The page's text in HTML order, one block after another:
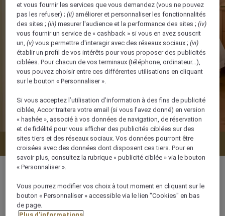
Vérifier la disponibilité
66 m²
et vous fournir les services que vous demandez (vous ne pouvez
pas les refuser) ;(ii) améliorer et personnaliser les fonctionnalités
des sites ;(iii) mesurer l'audience et la performance des sites ;(iv)
vous fournir un service de « cashback » si vous en avez souscrit
un,(v) vous permettre d'interagir avec des réseaux sociaux ;(vi)
établir un profil de vos intérêts pour vous proposer des publicités
ciblées. Pour chacun de vos terminaux (téléphone, ordinateur…),
vous pouvez choisir entre ces différentes utilisations en cliquant
sur le bouton « Personnaliser ».
Si vous acceptez l’utilisation d’information à des fins de publicité
ciblée, Accor traitera votre email (si vous l’avez donné) en version
« hashée », associé à vos données de navigation, de réservation
et de fidélité pour vous afficher des publicités ciblées sur des
sites tiers et des réseaux sociaux. Vos données pourront être
croisées avec des données dont disposent ces tiers. Pour en
savoir plus, consultez la rubrique « publicité ciblée » via le bouton
« Personnaliser ».
Vous pourrez modifier vos choix à tout moment en cliquant sur le
bouton « Personnaliser » accessible via le lien "Cookies" en bas
de page.